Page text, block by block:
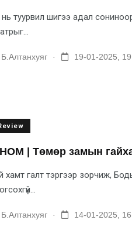
туурвил шигээ адал
Б.Алтанхуяг 19-01-2025,
| Төмөр замын
хамт галт тэргээр зорчиж,
Б.Алтанхуяг 14-01-2025,